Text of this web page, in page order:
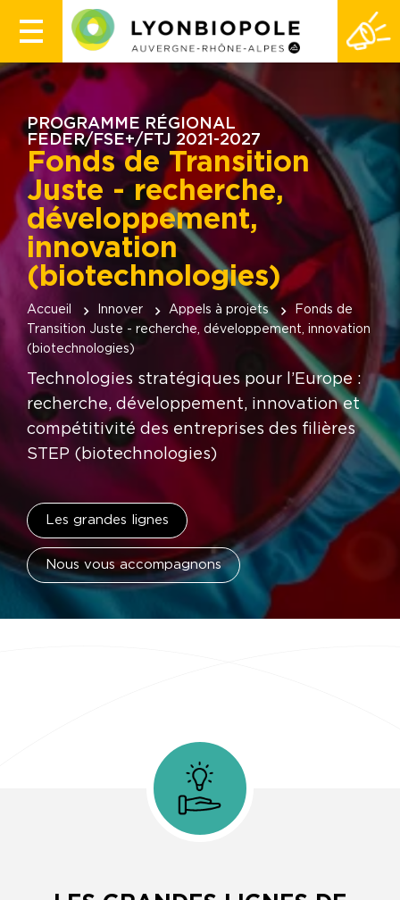
PROGRAMME RÉGIONAL
FEDER/FSE+/FTJ 2021-2027
Fonds de Transition
Juste - recherche,
développement,
innovation
(biotechnologies)
Accueil Innover Appels à projets
Fonds de
Transition Juste - recherche, développement, innovation
(biotechnologies)
Technologies stratégiques pour l’Europe :
recherche, développement, innovation et
compétitivité des entreprises des filières
STEP (biotechnologies)
Les grandes lignes
Nous vous accompagnons